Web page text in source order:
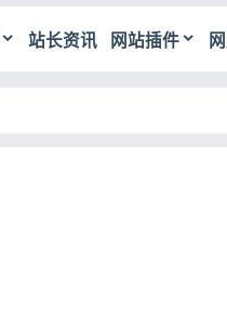
站长资讯 网站插件